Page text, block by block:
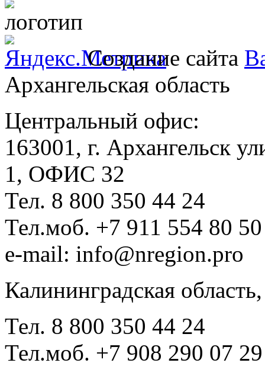
Создание сайта
Архангельская область
Центральный офис:
163001, г. Архангельск
1, ОФИС 32
Тел. 8 800 350 44 24
Тел.моб. +7 911 554 80 50
e-mail: info@nregion.pro
Калининградская
Тел. 8 800 350 44 24
Тел.моб. +7 908 290 07 29